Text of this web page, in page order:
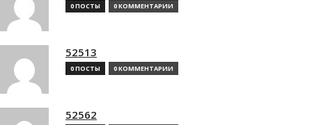
0 ПОСТЫ 0 КОММЕНТАРИИ
52513
0 ПОСТЫ 0 КОММЕНТАРИИ
52562